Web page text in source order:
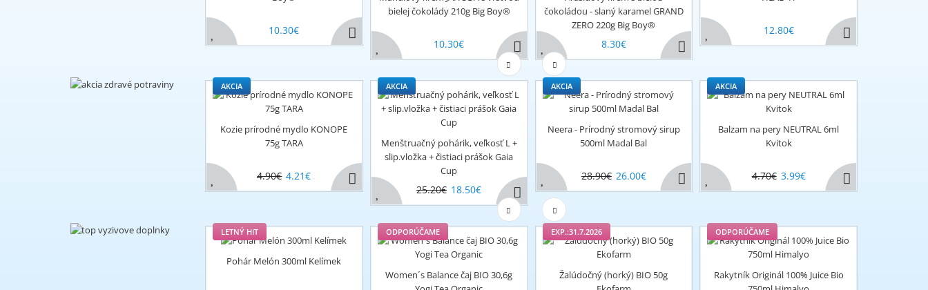
10.30€
bielej čokolády 210g Big Boy®
10.30€
čokoládou - slaný karamel GRAND
ZERO 220g Big Boy®
8.30€
12.80€
AKCIA
Kozie prírodné mydlo KONOPE
75g TARA
4.90€ 4.21€
AKCIA
Menštruačný pohárik, veľkosť L +
slip.vložka + čistiaci prášok Gaia
Cup
25.20€ 18.50€
AKCIA
Neera - Prírodný stromový sirup
500ml Madal Bal
28.90€ 26.00€
AKCIA
Balzam na pery NEUTRAL 6ml
Kvitok
4.70€ 3.99€
LETNÝ HIT
Pohár Melón 300ml Kelímek
ODPORÚČAME
Women´s Balance čaj BIO 30,6g
EXP.:31.7.2026
Žalúdočný (horký) BIO 50g
ODPORÚČAME
Rakytník Originál 100% Juice Bio